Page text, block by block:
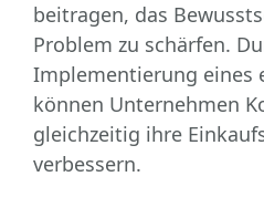
beitragen, das
Problem zu schärfen.
Implementierung eines
können Unternehmen
gleichzeitig ihre
verbessern.